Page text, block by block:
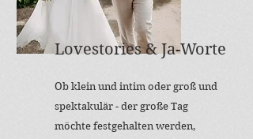
Lovestories & Ja-Worte
Ob klein und intim oder groß und
spektakulär - der große Tag
möchte festgehalten werden,